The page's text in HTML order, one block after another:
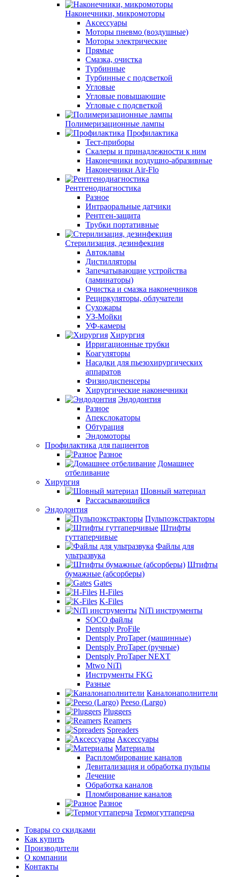
Наконечники, микромоторы
Аксессуары
Моторы пневмо (воздушные)
Моторы электрические
Прямые
Смазка, очистка
Турбинные
Турбинные с подсветкой
Угловые
Угловые повышающие
Угловые с подсветкой
Полимеризационные лампы
Профилактика
Тест-приборы
Скалеры и принадлежности к ним
Наконечники воздушно-абразивные
Наконечники Air-Flo
Рентгенодиагностика
Разное
Интраоральные датчики
Рентген-защита
Трубки портативные
Стерилизация, дезинфекция
Автоклавы
Дистилляторы
Запечатывающие устройства
(ламинаторы)
Очистка и смазка наконечников
Рециркуляторы, облучатели
Сухожары
УЗ-Мойки
УФ-камеры
Хирургия
Ирригационные трубки
Коагуляторы
Насадки для пьезохирургических
аппаратов
Физиодиспенсеры
Хирургические наконечники
Эндодонтия
Разное
Апекслокаторы
Обтурация
Эндомоторы
Профилактика для пациентов
Разное
Домашнее
отбеливание
Хирургия
Шовный материал
Рассасывающийся
Эндодонтия
Пульпоэкстракторы
Штифты
гуттаперчивые
Файлы для
ультразвука
Штифты
бумажные (абсорберы)
Gates
H-Files
K-Files
NiTi инструменты
SOCO файлы
Dentsply ProFile
Dentsply ProTaper (машинные)
Dentsply ProTaper (ручные)
Dentsply ProTaper NEXT
Mtwo NiTi
Инструменты FKG
Разные
Каналонаполнители
Peeso (Largo)
Pluggers
Reamers
Spreaders
Аксессуары
Материалы
Распломбирование каналов
Девитализация и обработка пульпы
Лечение
Обработка каналов
Пломбирование каналов
Разное
Термогуттаперча
Товары со скидками
Как купить
Производители
О компании
Контакты